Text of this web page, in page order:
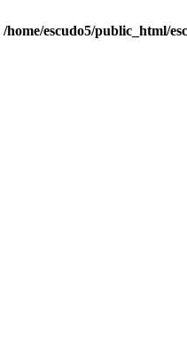
/home/escudo5/public_html/